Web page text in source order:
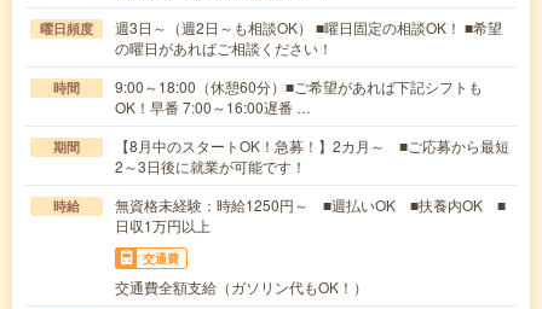
曜日頻度
週3日～（週2日～も相談OK） ■曜日固定の相談OK！ ■希望
の曜日があればご相談ください！
時間
9:00～18:00（休憩60分）■ご希望があれば下記シフトも
OK！早番 7:00～16:00遅番 …
期間
【8月中のスタートOK！急募！】2カ月～ ■ご応募から最短
2～3日後に就業が可能です！
時給
無資格未経験：時給1250円～ ■週払いOK ■扶養内OK ■
日収1万円以上
交通費
交通費全額支給（ガソリン代もOK！）